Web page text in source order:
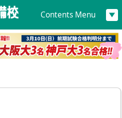
Contents Menu